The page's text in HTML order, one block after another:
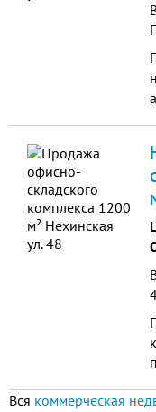
Вся коммерческая